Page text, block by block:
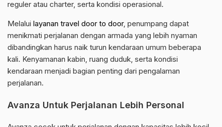
reguler atau charter, serta kondisi operasional.
Melalui layanan travel door to door, penumpang dapat
menikmati perjalanan dengan armada yang lebih nyaman
dibandingkan harus naik turun kendaraan umum beberapa
kali. Kenyamanan kabin, ruang duduk, serta kondisi
kendaraan menjadi bagian penting dari pengalaman
perjalanan.
Avanza Untuk Perjalanan Lebih Personal